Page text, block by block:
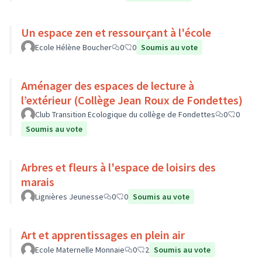
Un espace zen et ressourçant à l'école
Ecole Hélène Boucher 0 0 Soumis au vote
Aménager des espaces de lecture à
l’extérieur (Collège Jean Roux de Fondettes)
Club Transition Ecologique du collège de Fondettes 0
0
Soumis au vote
Arbres et fleurs à l'espace de loisirs des
marais
Lignières Jeunesse 0 0 Soumis au vote
Art et apprentissages en plein air
Ecole Maternelle Monnaie 0 2 Soumis au vote